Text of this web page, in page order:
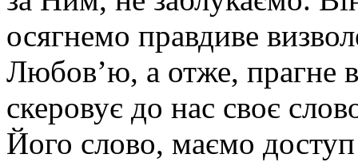
осягнемо правдиве
Любов’ю, а отже, прагне
скеровує до нас своє
Його слово, маємо